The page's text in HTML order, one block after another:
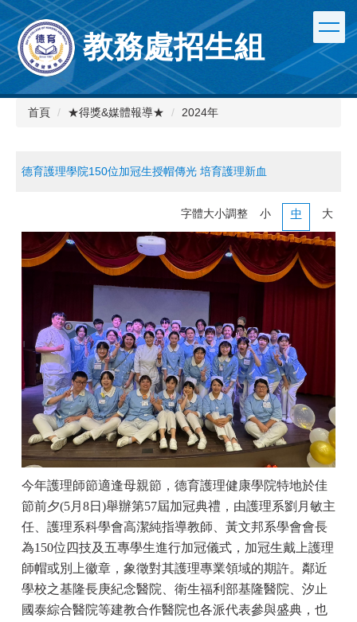
跳
到
主
要
內
容
教務處招生組
首頁 ★得獎&媒體報導★ 2024年
德育護理學院150位加冠生授帽傳光 培育護理新血
字體大小調整 小 中 大
今年護理師節適逢母親節，德育護理健康學院特地於佳
節前夕(5月8日)舉辦第57屆加冠典禮，由護理系劉月敏主
任、護理系科學會高潔純指導教師、黃文邦系學會會長
為150位四技及五專學生進行加冠儀式，加冠生戴上護理
師帽或別上徽章，象徵對其護理專業領域的期許。鄰近
學校之基隆長庚紀念醫院、衛生福利部基隆醫院、汐止
國泰綜合醫院等建教合作醫院也各派代表參與盛典，也